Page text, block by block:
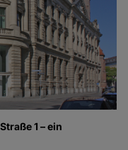
1 – ein